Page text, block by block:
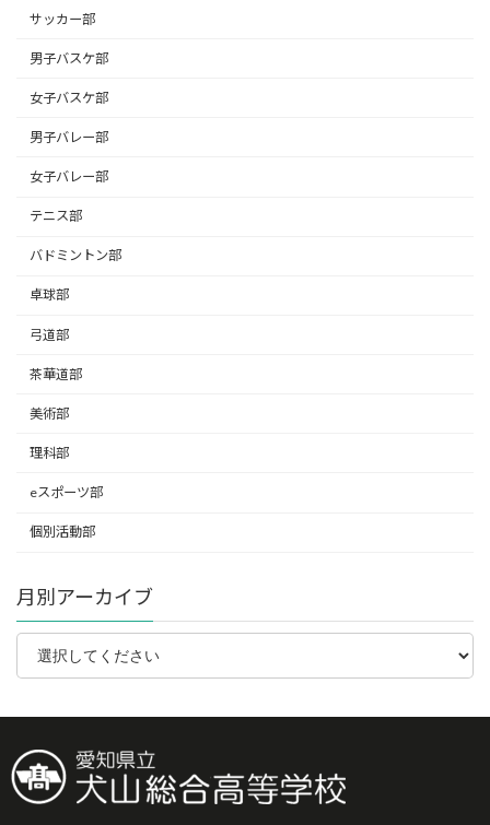
サッカー部
男子バスケ部
女子バスケ部
男子バレー部
女子バレー部
テニス部
バドミントン部
卓球部
弓道部
茶華道部
美術部
理科部
eスポーツ部
個別活動部
月別アーカイブ